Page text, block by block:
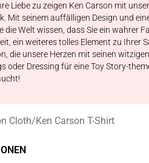
Liebe zu zeigen Ken Carson mit
Mit seinem auffälligen Design und
die Welt wissen, dass Sie ein wahrer
ein weiteres tolles Element zu Ihrer
die unsere Herzen mit seinen
oder Dressing für eine Toy Story-
Cloth/Ken Carson T-Shirt